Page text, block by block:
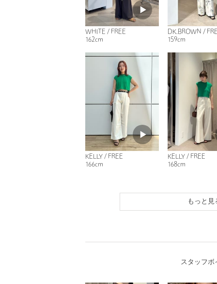
WHITE / FREE
162cm
DK.BROWN /
159cm
KELLY / FREE
166cm
KELLY / FREE
168cm
もっと見
スタッフボ